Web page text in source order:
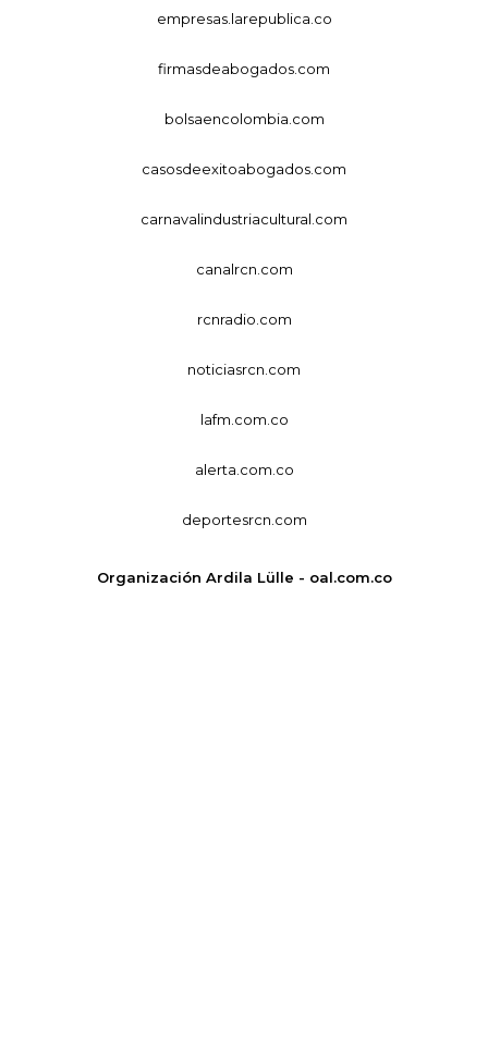
empresas.larepublica.co
firmasdeabogados.com
bolsaencolombia.com
casosdeexitoabogados.com
carnavalindustriacultural.com
canalrcn.com
rcnradio.com
noticiasrcn.com
lafm.com.co
alerta.com.co
deportesrcn.com
Organización Ardila Lülle - oal.com.co